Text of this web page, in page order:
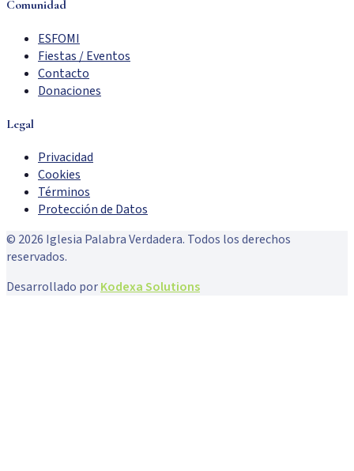
Comunidad
ESFOMI
Fiestas / Eventos
Contacto
Donaciones
Legal
Privacidad
Cookies
Términos
Protección de Datos
© 2026 Iglesia Palabra Verdadera. Todos los derechos
reservados.
Desarrollado porKodexa Solutions